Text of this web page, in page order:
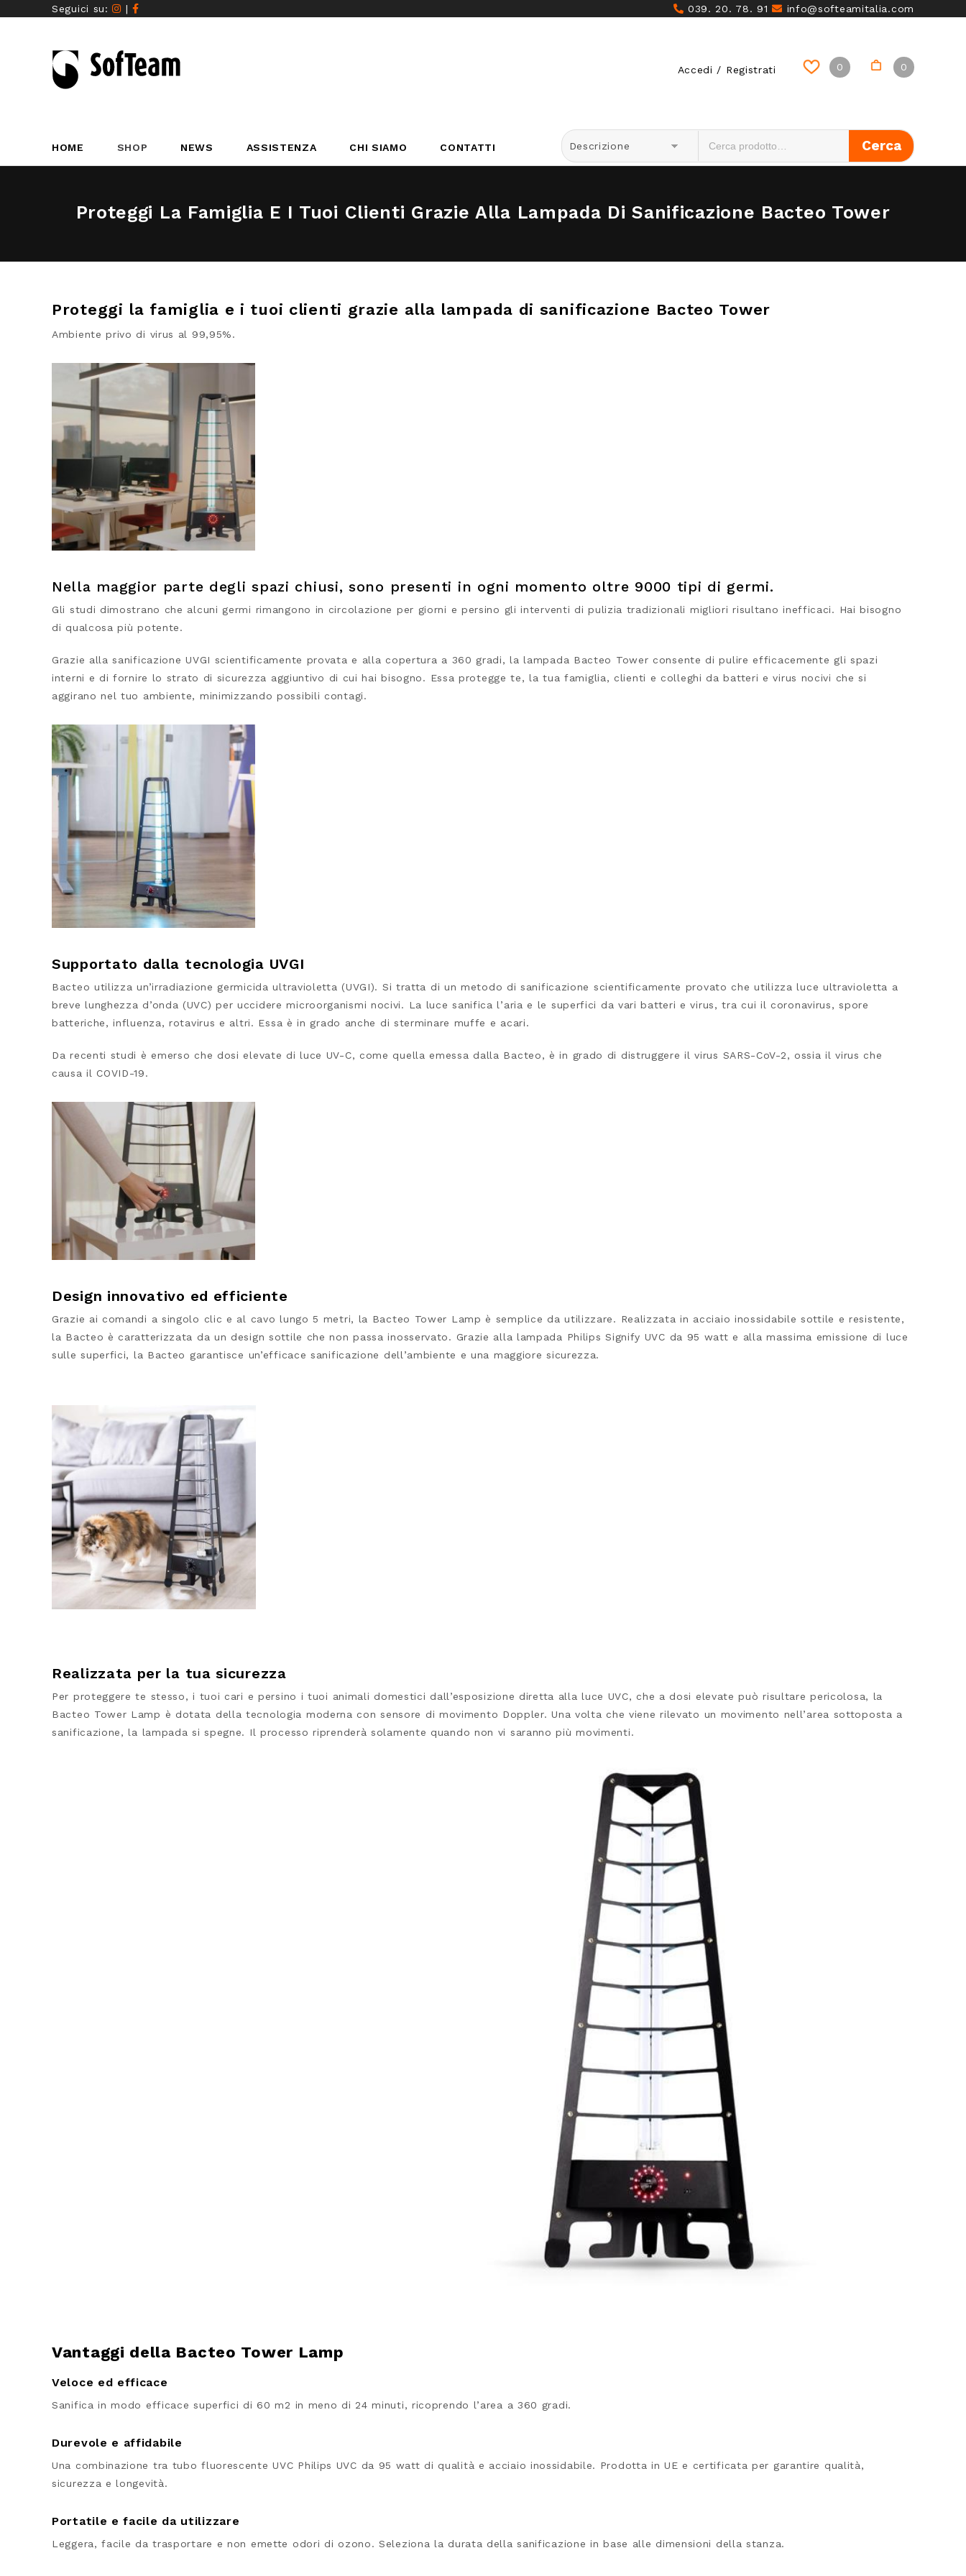
Seguici su: | 039. 20. 78. 91 info@softeamitalia.com
Accedi / Registrati 0 0
HOME SHOP NEWS ASSISTENZA CHI SIAMO CONTATTI Descrizione
Proteggi La Famiglia E I Tuoi Clienti Grazie Alla Lampada Di Sanificazione Bacteo Tower
Proteggi la famiglia e i tuoi clienti grazie alla lampada di sanificazione Bacteo Tower
Ambiente privo di virus al 99,95%.
Nella maggior parte degli spazi chiusi, sono presenti in ogni momento oltre 9000 tipi di germi.
Gli studi dimostrano che alcuni germi rimangono in circolazione per giorni e persino gli interventi di pulizia tradizionali migliori risultano inefficaci. Hai bisogno
di qualcosa più potente.
Grazie alla sanificazione UVGI scientificamente provata e alla copertura a 360 gradi, la lampada Bacteo Tower consente di pulire efficacemente gli spazi
interni e di fornire lo strato di sicurezza aggiuntivo di cui hai bisogno. Essa protegge te, la tua famiglia, clienti e colleghi da batteri e virus nocivi che si
aggirano nel tuo ambiente, minimizzando possibili contagi.
Supportato dalla tecnologia UVGI
Bacteo utilizza un’irradiazione germicida ultravioletta (UVGI). Si tratta di un metodo di sanificazione scientificamente provato che utilizza luce ultravioletta a
breve lunghezza d’onda (UVC) per uccidere microorganismi nocivi. La luce sanifica l’aria e le superfici da vari batteri e virus, tra cui il coronavirus, spore
batteriche, influenza, rotavirus e altri. Essa è in grado anche di sterminare muffe e acari.
Da recenti studi è emerso che dosi elevate di luce UV-C, come quella emessa dalla Bacteo, è in grado di distruggere il virus SARS-CoV-2, ossia il virus che
causa il COVID-19.
Design innovativo ed efficiente
Grazie ai comandi a singolo clic e al cavo lungo 5 metri, la Bacteo Tower Lamp è semplice da utilizzare. Realizzata in acciaio inossidabile sottile e resistente,
la Bacteo è caratterizzata da un design sottile che non passa inosservato. Grazie alla lampada Philips Signify UVC da 95 watt e alla massima emissione di luce
sulle superfici, la Bacteo garantisce un’efficace sanificazione dell’ambiente e una maggiore sicurezza.
Realizzata per la tua sicurezza
Per proteggere te stesso, i tuoi cari e persino i tuoi animali domestici dall’esposizione diretta alla luce UVC, che a dosi elevate può risultare pericolosa, la
Bacteo Tower Lamp è dotata della tecnologia moderna con sensore di movimento Doppler. Una volta che viene rilevato un movimento nell’area sottoposta a
sanificazione, la lampada si spegne. Il processo riprenderà solamente quando non vi saranno più movimenti.
Vantaggi della Bacteo Tower Lamp
Veloce ed efficace
Sanifica in modo efficace superfici di 60 m2 in meno di 24 minuti, ricoprendo l’area a 360 gradi.
Durevole e affidabile
Una combinazione tra tubo fluorescente UVC Philips UVC da 95 watt di qualità e acciaio inossidabile. Prodotta in UE e certificata per garantire qualità,
sicurezza e longevità.
Portatile e facile da utilizzare
Leggera, facile da trasportare e non emette odori di ozono. Seleziona la durata della sanificazione in base alle dimensioni della stanza.